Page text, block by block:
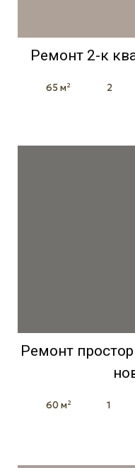
Ремонт 2-к
65 м² 2
Ремонт
60 м² 1